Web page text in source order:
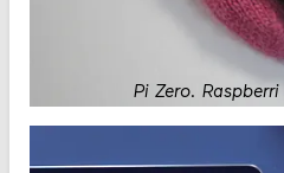
Pi Zero.